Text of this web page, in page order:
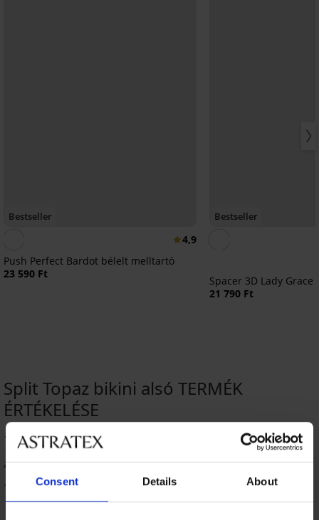
Consent Details About
Bestseller
4,9
Push Perfect Bardot bélelt melltartó
23 590 Ft
Bestseller
Spacer 3D Lady
21 790 Ft
Split Topaz bikini alsó TERMÉK
ÉRTÉKELÉSE
100%
4 vásárló értékelte a terméket
100% vásárló ajánlja a terméket